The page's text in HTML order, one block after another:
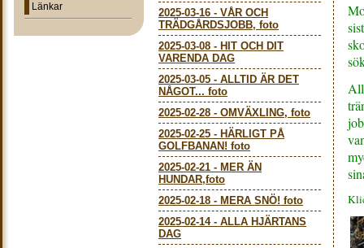
Länkar
2025-03-16 - VÅR OCH
TRÄDGÅRDSJOBB, foto
2025-03-08 - HIT OCH DIT
VARENDA DAG
2025-03-05 - ALLTID ÄR DET
NÅGOT... foto
2025-02-28 - OMVÄXLING, foto
2025-02-25 - HÄRLIGT PÅ
GOLFBANAN! foto
2025-02-21 - MER ÄN
HUNDAR,foto
2025-02-18 - MERA SNÖ! foto
2025-02-14- ALLA HJÄRTANS
DAG